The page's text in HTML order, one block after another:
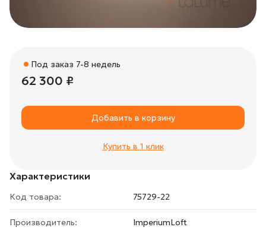
Характеристики
Код товара: 75729-22
Производитель: ImperiumLoft
Под заказ 7-8 недель
62 300 ₽
Добавить в корзину
Купить в 1 клик